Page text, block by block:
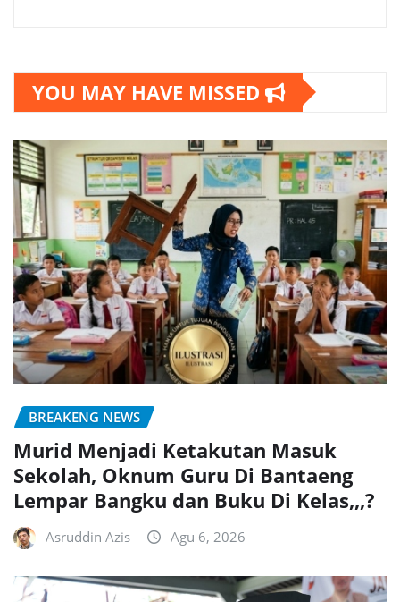
YOU MAY HAVE MISSED
BREAKENG NEWS
Murid Menjadi Ketakutan Masuk
Sekolah, Oknum Guru Di Bantaeng
Lempar Bangku dan Buku Di Kelas,,,?
Asruddin Azis Agu 6, 2026